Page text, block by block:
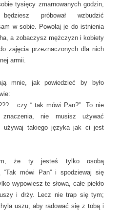
tysięcy zmarnowanych godzin,
próbował wzbudzić
w sobie. Powołaj je do istnienia
a zobaczysz mężczyzn i kobiety
zajęcia przeznaczonych dla nich
armii.
mnie, jak powiedzieć by było
czy “ tak mówi Pan?” To nie
nie musisz używać
używaj takiego języka jak ci jest
że ty jesteś tylko osobą
“Tak mówi Pan” i spodziewaj się
wypowiesz te słowa, całe piekło
i drży. Lecz nie trap się tym;
uszu, aby radować się z tobą i